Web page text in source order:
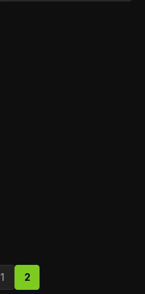
1 2